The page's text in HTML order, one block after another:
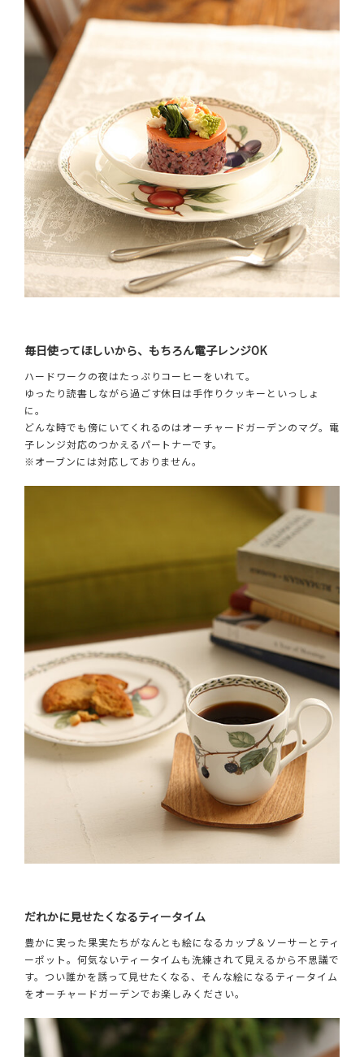
毎日使ってほしいから、もちろん電子レンジOK
ハードワークの夜はたっぷりコーヒーをいれて。
ゆったり読書しながら過ごす休日は手作りクッキーといっしょ
に。
どんな時でも傍にいてくれるのはオーチャードガーデンのマグ。電
子レンジ対応のつかえるパートナーです。
※オーブンには対応しておりません。
だれかに見せたくなるティータイム
豊かに実った果実たちがなんとも絵になるカップ＆ソーサーとティ
ーポット。何気ないティータイムも洗練されて見えるから不思議で
す。つい誰かを誘って見せたくなる、そんな絵になるティータイム
をオーチャードガーデンでお楽しみください。